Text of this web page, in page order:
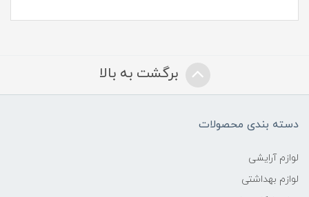
برگشت به بالا
دسته بندی محصولات
لوازم آرایشی
لوازم بهداشتی